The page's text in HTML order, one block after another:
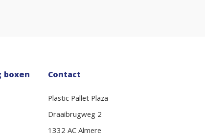
boxen Contact
Plastic Pallet Plaza
Draaibrugweg 2
1332 AC Almere